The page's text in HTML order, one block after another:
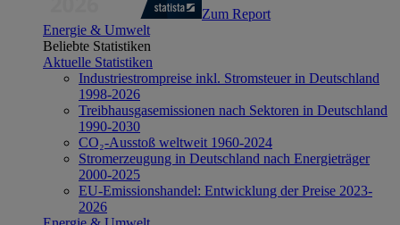
Zum Report
Energie & Umwelt
Beliebte Statistiken
Aktuelle Statistiken
Industriestrompreise inkl. Stromsteuer in Deutschland
1998-2026
Treibhausgasemissionen nach Sektoren in Deutschland
1990-2030
CO₂-Ausstoß weltweit 1960-2024
Stromerzeugung in Deutschland nach Energieträger
2000-2025
EU-Emissionshandel: Entwicklung der Preise 2023-
2026